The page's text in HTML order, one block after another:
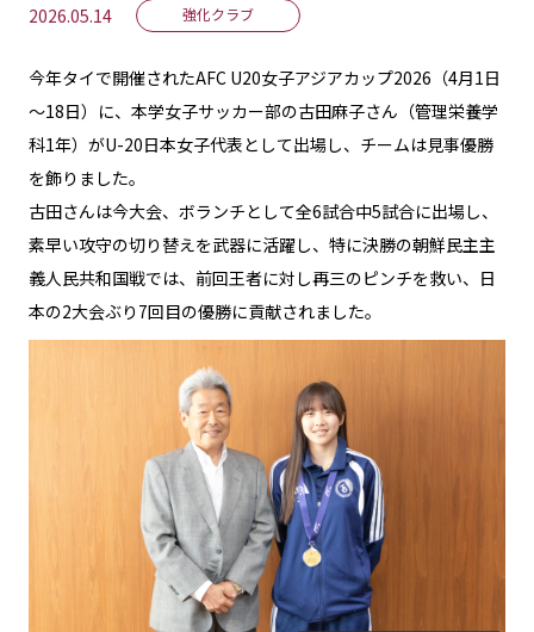
2026.05.14 強化クラブ
今年タイで開催されたAFC U20女子アジアカップ2026（4月1日
～18日）に、本学女子サッカー部の古田麻子さん（管理栄養学
科1年）がU-20日本女子代表として出場し、チームは見事優勝
を飾りました。
古田さんは今大会、ボランチとして全6試合中5試合に出場し、
素早い攻守の切り替えを武器に活躍し、特に決勝の朝鮮民主主
義人民共和国戦では、前回王者に対し再三のピンチを救い、日
本の2大会ぶり7回目の優勝に貢献されました。